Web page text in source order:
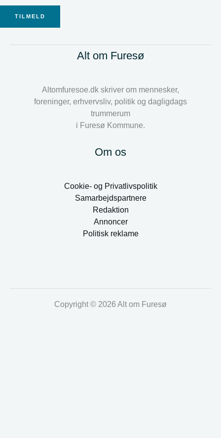
TILMELD
Alt om Furesø
Altomfuresoe.dk skriver om mennesker,
foreninger, erhvervsliv, politik og dagligdags
trummerum
i Furesø Kommune.
Om os
Cookie- og Privatlivspolitik
Samarbejdspartnere
Redaktion
Annoncer
Politisk reklame
Copyright © 2026 Alt om Furesø